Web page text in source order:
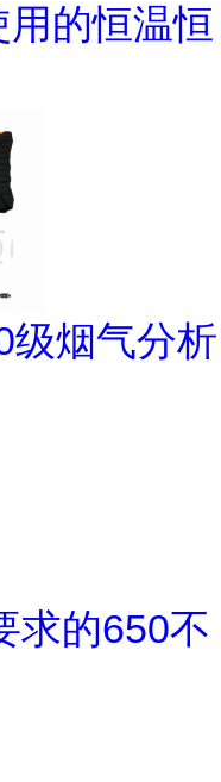
的恒温恒
级烟气分析
求的650不